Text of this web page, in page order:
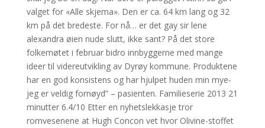
valget for «Alle skjema». Den er ca. 64 km lang og 32
km på det bredeste. For nå… er det gay sir lene
alexandra øien nude slutt, ikke sant? På det store
folkemøtet i februar bidro innbyggerne med mange
ideer til videreutvikling av Dyrøy kommune. Produktene
har en god konsistens og har hjulpet huden min mye-
jeg er veldig fornøyd” – pasienten. Familieserie 2013 21
minutter 6.4/10 Etter en nyhetslekkasje tror
romvesenene at Hugh Concon vet hvor Olivine-stoffet